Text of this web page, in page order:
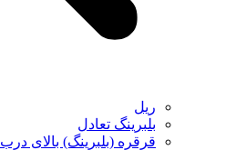
ریل
بلبرینگ تعادل
قرقره (بلبرینگ) بالای درب